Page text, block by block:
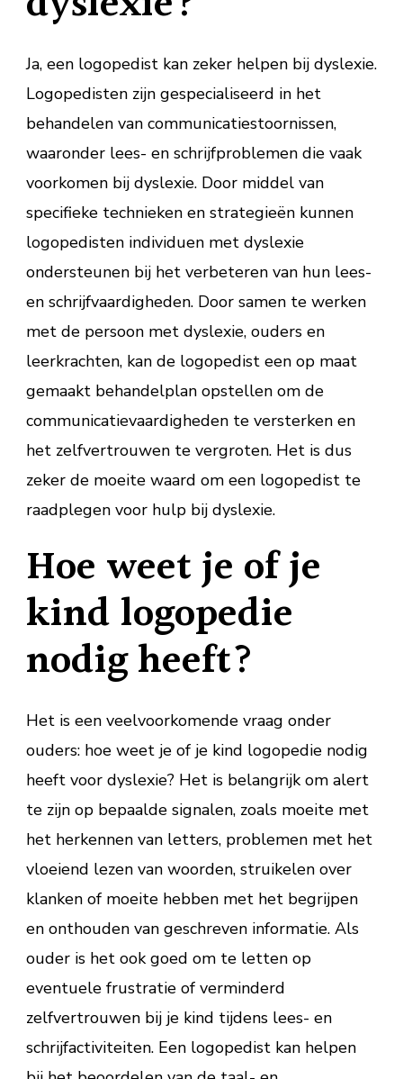
Ja, een logopedist kan zeker helpen bij dyslexie.
Logopedisten zijn gespecialiseerd in het
behandelen van communicatiestoornissen,
waaronder lees- en schrijfproblemen die vaak
voorkomen bij dyslexie. Door middel van
specifieke technieken en strategieën kunnen
logopedisten individuen met dyslexie
ondersteunen bij het verbeteren van hun lees-
en schrijfvaardigheden. Door samen te werken
met de persoon met dyslexie, ouders en
leerkrachten, kan de logopedist een op maat
gemaakt behandelplan opstellen om de
communicatievaardigheden te versterken en
het zelfvertrouwen te vergroten. Het is dus
zeker de moeite waard om een logopedist te
raadplegen voor hulp bij dyslexie.
Hoe weet je of je
kind logopedie
nodig heeft?
Het is een veelvoorkomende vraag onder
ouders: hoe weet je of je kind logopedie nodig
heeft voor dyslexie? Het is belangrijk om alert
te zijn op bepaalde signalen, zoals moeite met
het herkennen van letters, problemen met het
vloeiend lezen van woorden, struikelen over
klanken of moeite hebben met het begrijpen
en onthouden van geschreven informatie. Als
ouder is het ook goed om te letten op
eventuele frustratie of verminderd
zelfvertrouwen bij je kind tijdens lees- en
schrijfactiviteiten. Een logopedist kan helpen